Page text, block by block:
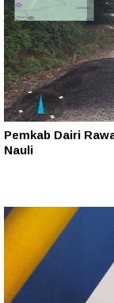
Pemkab Dairi
Nauli